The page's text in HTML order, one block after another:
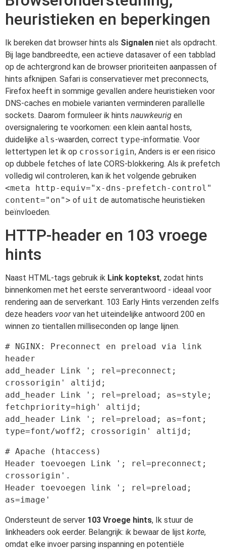
heuristieken en beperkingen
Ik bereken dat browser hints als Signalen niet als opdracht.
Bij lage bandbreedte, een actieve datasaver of een tabblad
op de achtergrond kan de browser prioriteiten aanpassen of
hints afknijpen. Safari is conservatiever met preconnects,
Firefox heeft in sommige gevallen andere heuristieken voor
DNS-caches en mobiele varianten verminderen parallelle
sockets. Daarom formuleer ik hints nauwkeurig en
oversignalering te voorkomen: een klein aantal hosts,
duidelijke als-waarden, correct type-informatie. Voor
lettertypen let ik op crossorigin, Anders is er een risico
op dubbele fetches of late CORS-blokkering. Als ik prefetch
volledig wil controleren, kan ik het volgende gebruiken
<meta http-equiv="x-dns-prefetch-control"
content="on"> of uit de automatische heuristieken
beïnvloeden.
HTTP-header en 103 vroege
hints
Naast HTML-tags gebruik ik Link koptekst, zodat hints
binnenkomen met het eerste serverantwoord - ideaal voor
rendering aan de serverkant. 103 Early Hints verzenden zelfs
deze headers voorvan het uiteindelijke antwoord 200 en
winnen zo tientallen milliseconden op lange lijnen.
# NGINX: Preconnect en preload via link
header
add_header Link '; rel=preconnect;
crossorigin' altijd;
add_header Link '; rel=preload; as=style;
fetchpriority=high' altijd;
add_header Link '; rel=preload; as=font;
# Apache (htaccess)
Header toevoegen Link '; rel=preconnect;
crossorigin'.
Header toevoegen link '; rel=preload;
Ondersteunt de server 103 Vroege hints, Ik stuur de
linkheaders ook eerder. Belangrijk: ik bewaar de lijst korte,
omdat elke invoer parsing inspanning en potentiële